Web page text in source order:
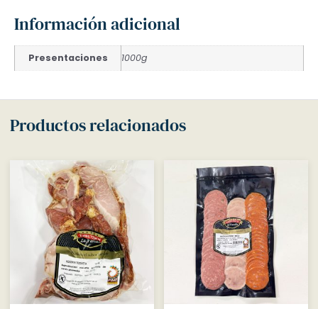
Información adicional
Presentaciones 1000g
Productos relacionados